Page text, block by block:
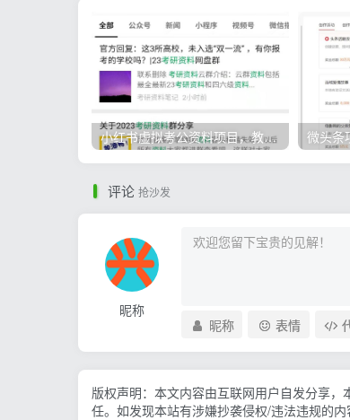
小红书虚拟考公资料项目，教资项目轻松月入过万的核心玩法
评论 抢沙发
昵称
昵称 表情
版权声明：本文内容由互联网用户自发分享
任。如发现本站有涉嫌抄袭侵权/违法违规的